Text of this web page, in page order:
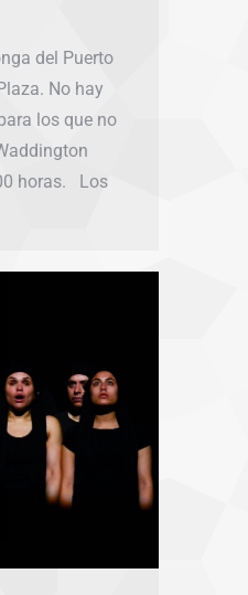
del Puerto
No hay
los que no
horas. Los